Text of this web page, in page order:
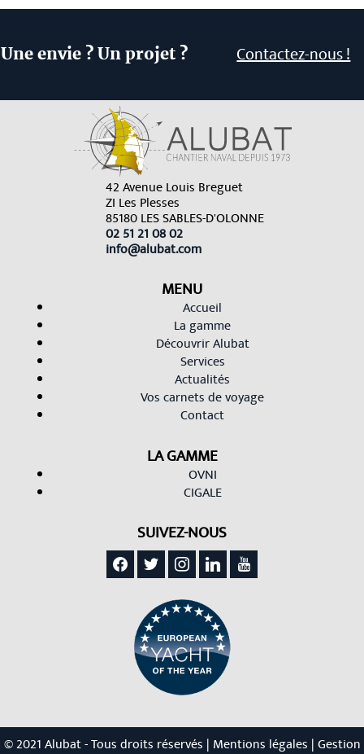
Une envie ? Un projet ? Contactez-nous !
42 Avenue Louis Breguet
ZI Les Plesses
85180 LES SABLES-D'OLONNE
02 51 21 08 02
info@alubat.com
MENU
Accueil
La gamme
Découvrir Alubat
Services
Actualités
Vos carnets de voyage
Contact
LA GAMME
OVNI
CIGALE
SUIVEZ-NOUS
facebook
twitter instagramlinkedinyoutube
© 2021Alubat- Tous droits réservés | Mentions légales |Gestion